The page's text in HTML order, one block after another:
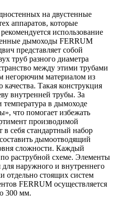
на двустенные
аппаратов, которые
использование
дымоходы FERRUM
представляет собой
труб разного диаметра
между этими трубами
негорючим материалом из
качества. Такая конструкция
внутренней трубы. За
в дымоходе
что помогает избежать
производимой
себя стандартный набор
дымоотводящий
сложности. Каждый
раструбной схеме. Элементы
для наружного и внутреннего
отдельно стоящих систем
FERRUM осуществляется
300 мм.